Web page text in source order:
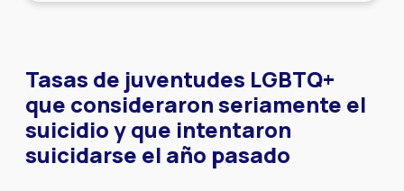
Tasas de juventudes LGBTQ+
que consideraron seriamente el
suicidio y que intentaron
suicidarse el año pasado